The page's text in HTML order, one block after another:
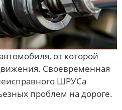
от которой
Своевременная
ШРУСа
проблем на дороге.